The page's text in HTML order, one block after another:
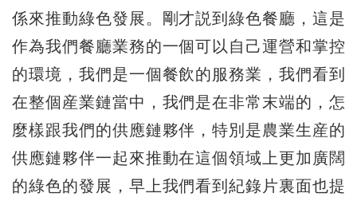
係來推動綠色發展。剛才説到綠色餐廳，這是
作為我們餐廳業務的一個可以自己運營和掌控
的環境，我們是一個餐飲的服務業，我們看到
在整個産業鏈當中，我們是在非常末端的，怎
麼樣跟我們的供應鏈夥伴，特別是農業生産的
供應鏈夥伴一起來推動在這個領域上更加廣闊
的綠色的發展，早上我們看到紀錄片裏面也提